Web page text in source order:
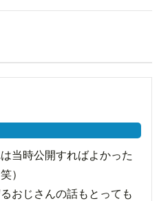
当時公開すればよかった
）
おじさんの話もとっても